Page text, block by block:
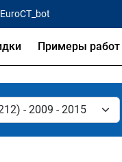
Примеры работ